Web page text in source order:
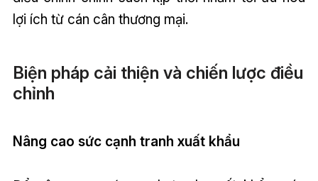
lợi ích từ cán cân thương mại.
Biện pháp cải thiện và chiến lược điều
chỉnh
Nâng cao sức cạnh tranh xuất khẩu